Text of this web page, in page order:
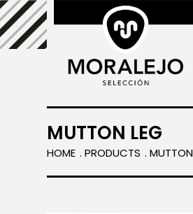
MUTTON LEG
HOME PRODUCTS MUTTON